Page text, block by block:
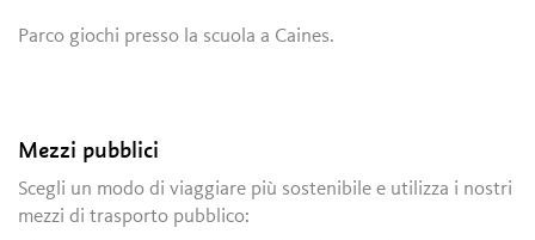
Parco giochi presso la scuola a Caines.
Mezzi pubblici
Scegli un modo di viaggiare più sostenibile e utilizza i nostri
mezzi di trasporto pubblico: